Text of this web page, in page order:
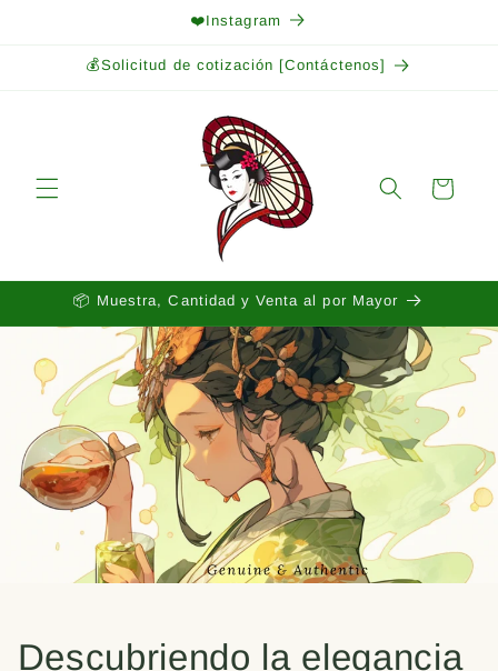
❤️Instagram
💰Solicitud de cotización [Contáctenos]
Carrito
📦 Muestra, Cantidad y Venta al por Mayor
Descubriendo la elegancia